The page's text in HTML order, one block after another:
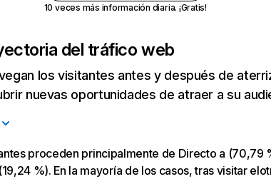
10 veces más información diaria. ¡Gratis!
del tráfico web
los visitantes antes y después de
nuevas oportunidades de atraer a su
proceden principalmente de Directo a (70,79
%). En la mayoría de los casos, tras visitar